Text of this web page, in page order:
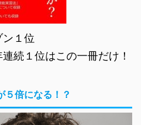
１位
続１位はこの一冊だけ！
５倍になる！？